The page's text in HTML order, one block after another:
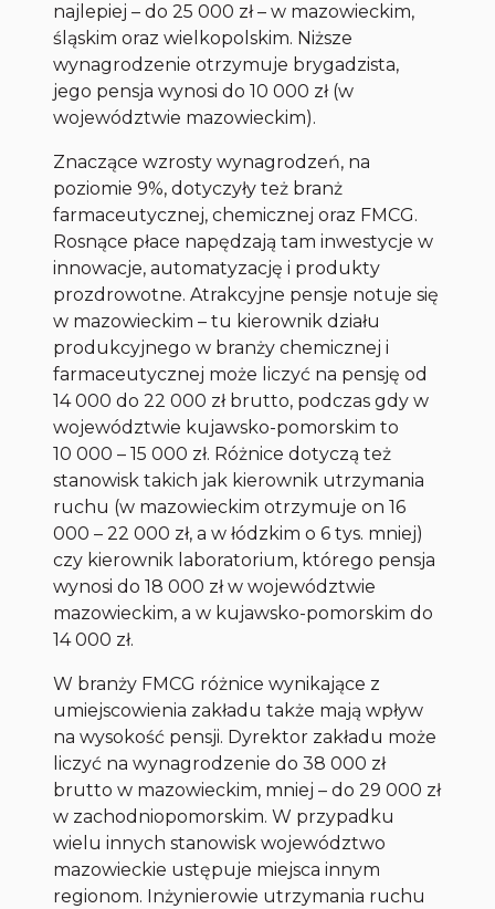
najlepiej – do 25 000 zł – w mazowieckim,
śląskim oraz wielkopolskim. Niższe
wynagrodzenie otrzymuje brygadzista,
jego pensja wynosi do 10 000 zł (w
województwie mazowieckim).
Znaczące wzrosty wynagrodzeń, na
poziomie 9%, dotyczyły też branż
farmaceutycznej, chemicznej oraz FMCG.
Rosnące płace napędzają tam inwestycje w
innowacje, automatyzację i produkty
prozdrowotne. Atrakcyjne pensje notuje się
w mazowieckim – tu kierownik działu
produkcyjnego w branży chemicznej i
farmaceutycznej może liczyć na pensję od
14 000 do 22 000 zł brutto, podczas gdy w
województwie kujawsko-pomorskim to
10 000 – 15 000 zł. Różnice dotyczą też
stanowisk takich jak kierownik utrzymania
ruchu (w mazowieckim otrzymuje on 16
000 – 22 000 zł, a w łódzkim o 6 tys. mniej)
czy kierownik laboratorium, którego pensja
wynosi do 18 000 zł w województwie
mazowieckim, a w kujawsko-pomorskim do
14 000 zł.
W branży FMCG różnice wynikające z
umiejscowienia zakładu także mają wpływ
na wysokość pensji. Dyrektor zakładu może
liczyć na wynagrodzenie do 38 000 zł
brutto w mazowieckim, mniej – do 29 000 zł
w zachodniopomorskim. W przypadku
wielu innych stanowisk województwo
mazowieckie ustępuje miejsca innym
regionom. Inżynierowie utrzymania ruchu